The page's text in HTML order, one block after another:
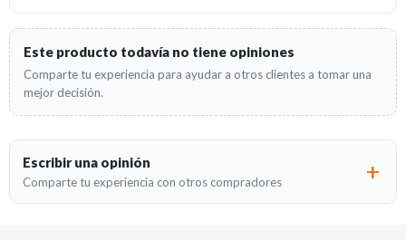
Este producto todavía no tiene opiniones
Comparte tu experiencia para ayudar a otros clientes a tomar una
mejor decisión.
Escribir una opinión
Comparte tu experiencia con otros compradores